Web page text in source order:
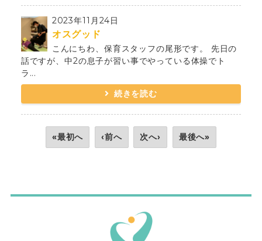
2023年11月24日
オスグッド
こんにちわ、保育スタッフの尾形です。 先日の
話ですが、中2の息子が習い事でやっている体操でト
ラ...
続きを読む
«最初へ ‹前へ 次へ› 最後へ»